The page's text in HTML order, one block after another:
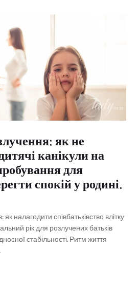
як не
канікули на
для
спокій у родині.
як налагодити співбатьківство влітку
рік для розлучених батьків
стабільності. Ритм життя